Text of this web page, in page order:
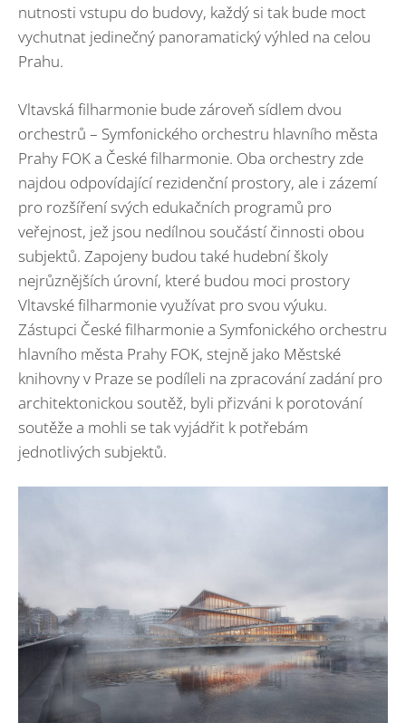
nutnosti vstupu do budovy, každý si tak bude moct
vychutnat jedinečný panoramatický výhled na celou
Prahu.
Vltavská filharmonie bude zároveň sídlem dvou
orchestrů – Symfonického orchestru hlavního města
Prahy FOK a České filharmonie. Oba orchestry zde
najdou odpovídající rezidenční prostory, ale i zázemí
pro rozšíření svých edukačních programů pro
veřejnost, jež jsou nedílnou součástí činnosti obou
subjektů. Zapojeny budou také hudební školy
nejrůznějších úrovní, které budou moci prostory
Vltavské filharmonie využívat pro svou výuku.
Zástupci České filharmonie a Symfonického orchestru
hlavního města Prahy FOK, stejně jako Městské
knihovny v Praze se podíleli na zpracování zadání pro
architektonickou soutěž, byli přizváni k porotování
soutěže a mohli se tak vyjádřit k potřebám
jednotlivých subjektů.